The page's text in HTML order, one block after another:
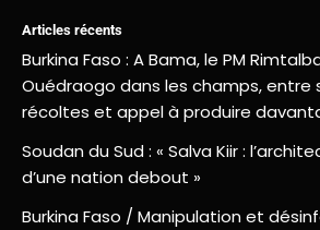
Articles récents
Burkina Faso : A Bama, le PM
Ouédraogo dans les champs,
récoltes et appel à produire
Soudan du Sud : « Salva Kiir :
d’une nation debout »
Burkina Faso / Manipulation et